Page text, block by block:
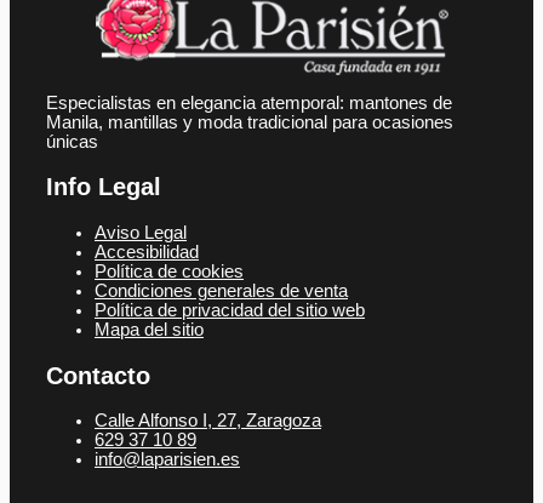
Especialistas en elegancia atemporal: mantones de
Manila, mantillas y moda tradicional para ocasiones
únicas
Info Legal
Aviso Legal
Accesibilidad
Política de cookies
Condiciones generales de venta
Política de privacidad del sitio web
Mapa del sitio
Contacto
Calle Alfonso I, 27, Zaragoza
629 37 10 89
info@laparisien.es